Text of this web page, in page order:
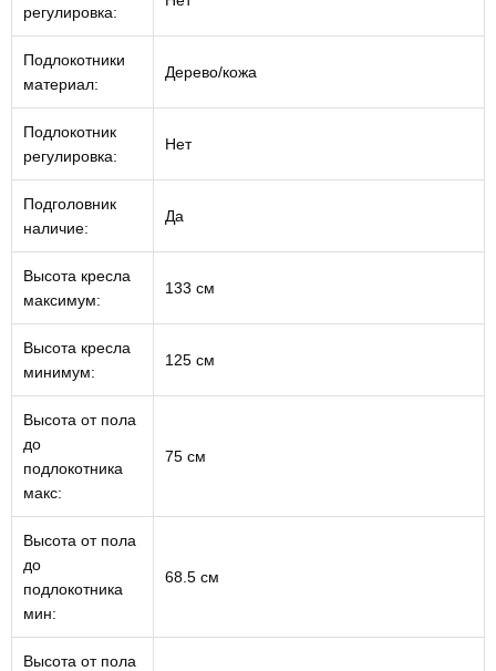
регулировка:
Подлокотники
материал:
Дерево/кожа
Подлокотник
регулировка:
Нет
Подголовник
наличие:
Да
Высота кресла
максимум:
133 см
Высота кресла
минимум:
125 см
Высота от пола
до
подлокотника
макс:
75 см
Высота от пола
до
подлокотника
мин:
68.5 см
Высота от пола